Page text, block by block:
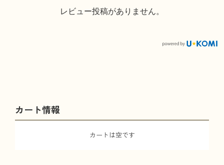
レビュー投稿がありません。
カート情報
カートは空です